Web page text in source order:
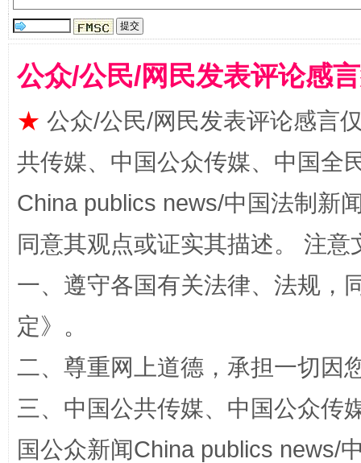
公众/公民/网民发表评论感
★ 公众/公民/网民发表评论感言
共传媒、中国公众传媒、中国全
China publics news/中国法制新
同意其观点或证实其描述。 注
一、遵守各国有关法律、法规，
定》。
二、尊重网上道德，承担一切因
三、中国公共传媒、中国公众传
国公众新闻China publics news/